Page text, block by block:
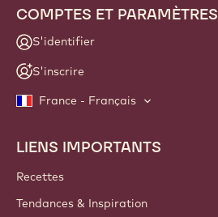
COMPTES ET PARAMÈTRES
S'identifier
S'inscrire
France - Français
Footer
Callebaut
LIENS IMPORTANTS
Recettes
Tendances & Inspiration